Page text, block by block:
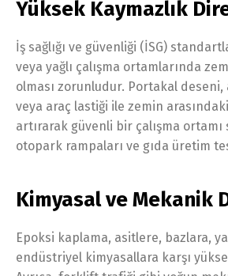
Yüksek Kaymazlık
İş sağlığı ve güvenliği (İSG)
veya yağlı çalışma ortamlarında
olması zorunludur. Portakal deseni,
veya araç lastiği ile zemin
artırarak güvenli bir çalışma ortamı
otopark rampaları ve gıda üretim
Kimyasal ve Mekanik
Epoksi kaplama, asitlere, bazlara,
endüstriyel kimyasallara karşı